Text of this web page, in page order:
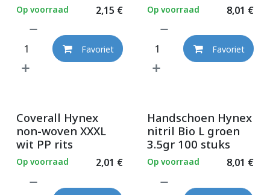
2,15 €
Op voorraad
Favoriet
8,01 €
Op voorraad
Favoriet
Coverall Hynex
non-woven XXXL
wit PP rits
2,01 €
Op voorraad
Handschoen Hynex
nitril Bio L groen
3.5gr 100 stuks
8,01 €
Op voorraad